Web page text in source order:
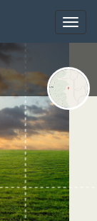
Toggle
Toggle